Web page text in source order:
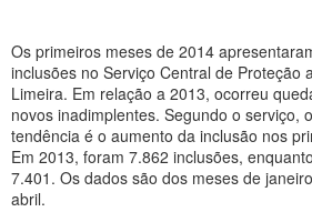
Os primeiros meses de 2014
inclusões no Serviço Central de Proteção
Limeira. Em relação a 2013, ocorreu
novos inadimplentes. Segundo o serviço,
tendência é o aumento da inclusão nos
Em 2013, foram 7.862 inclusões,
7.401. Os dados são dos meses de
abril.